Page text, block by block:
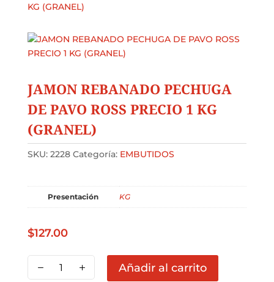
KG (GRANEL)
JAMON REBANADO PECHUGA
DE PAVO ROSS PRECIO 1 KG
(GRANEL)
SKU: 2228 Categoría: EMBUTIDOS
Presentación KG
$127.00
JAMON
REBANADO
Añadir al carrito